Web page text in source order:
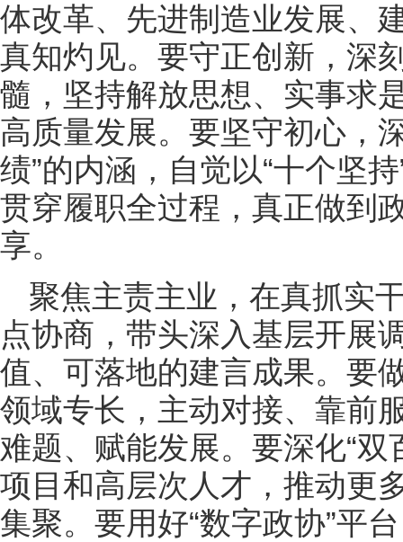
体改革、先进制造业发展、
真知灼见。要守正创新，深
髓，坚持解放思想、实事求
高质量发展。要坚守初心，
绩”的内涵，自觉以“十个坚
贯穿履职全过程，真正做到
享。
聚焦主责主业，在真抓实
点协商，带头深入基层开展
值、可落地的建言成果。要
领域专长，主动对接、靠前
难题、赋能发展。要深化“
项目和高层次人才，推动更
集聚。要用好“数字政协”平